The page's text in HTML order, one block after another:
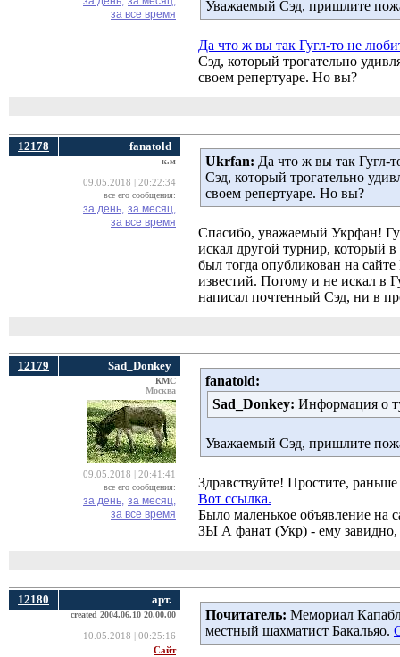
за все время
Уважаемый Сэд, пришлите
Да что ж вы так Гугл-то не
Сэд, который трогательно
своем репертуаре. Но вы?
12178 fanatold
к.м
09.05.2018 | 20:22:34
все его сообщения:
за день, за месяц,
за все время
Ukrfan: Да что ж вы так Гугл-
Сэд, который трогательно
своем репертуаре. Но вы?
Спасибо, уважаемый Укрфан!
искал другой турнир, который
был тогда опубликован на
известий. Потому и не искал в
написал почтенный Сэд, ни в
12179 Sad_Donkey
КМС
Москва
09.05.2018 | 20:41:41
все его сообщения:
за день, за месяц,
за все время
fanatold:
Sad_Donkey: Информация о
Уважаемый Сэд, пришлите
Здравствуйте! Простите,
Вот ссылка.
Было маленькое объявление на
ЗЫ А фанат (Укр) - ему завидно,
12180 арт.
created 2004.06.10 20.00.00
10.05.2018 | 00:25:16
Сайт
Почитатель: Мемориал
местный шахматист Бакальяо.